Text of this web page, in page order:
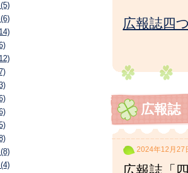
広報誌四
広報誌
2024年12月27